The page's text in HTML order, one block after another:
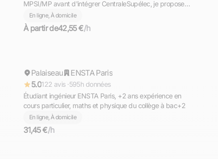
MPSI/MP avant d'intégrer CentraleSupélec, je propose
des cours de maths du lycée à la prépa.
En ligne, À domicile
À partir de42,55 €/h
Répond rapidement
Palaiseau
ENSTA Paris
5.0122 avis ·595h données
Étudiant ingénieur ENSTA Paris, +2 ans expérience en
cours particulier, maths et physique du collège à bac+2
En ligne, À domicile
31,45 €/h